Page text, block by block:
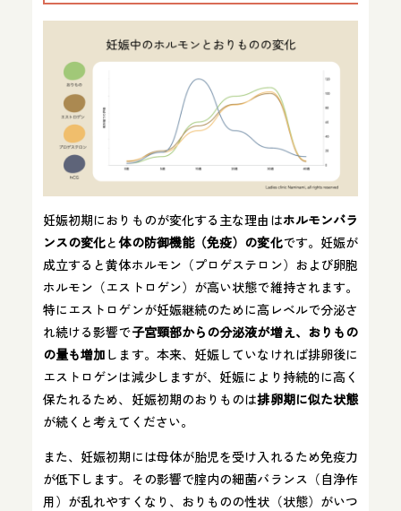
妊娠初期におりものが変化する主な理由はホルモンバラ
ンスの変化と体の防御機能（免疫）の変化です。妊娠が
成立すると黄体ホルモン（プロゲステロン）および卵胞
ホルモン（エストロゲン）が高い状態で維持されます。
特にエストロゲンが妊娠継続のために高レベルで分泌さ
れ続ける影響で子宮頸部からの分泌液が増え、おりもの
の量も増加 します。本来、妊娠していなければ排卵後に
エストロゲンは減少しますが、妊娠により持続的に高く
保たれるため、妊娠初期のおりものは排卵期に似た状態
が続くと考えてください。
また、妊娠初期には母体が胎児を受け入れるため免疫力
が低下します。その影響で腟内の細菌バランス（自浄作
用）が乱れやすくなり、おりものの性状（状態）がいつ